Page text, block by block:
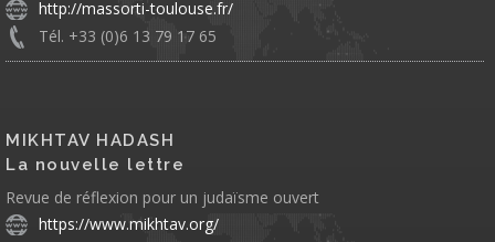
http://massorti-toulouse.fr/
Tél. +33 (0)6 13 79 17 65
MIKHTAV HADASH
La nouvelle lettre
Revue de réflexion pour un judaïsme ouvert
https://www.mikhtav.org/